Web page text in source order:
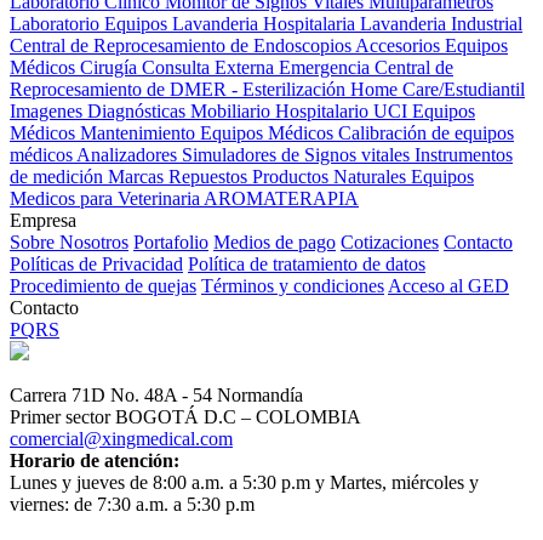
Laboratorio Equipos Lavanderia Hospitalaria Lavanderia Industrial
Central de Reprocesamiento de Endoscopios Accesorios Equipos
Médicos Cirugía Consulta Externa Emergencia Central de
Reprocesamiento de DMER - Esterilización Home Care/Estudiantil
Imagenes Diagnósticas Mobiliario Hospitalario UCI Equipos
Médicos Mantenimiento Equipos Médicos Calibración de equipos
médicos Analizadores Simuladores de Signos vitales Instrumentos
de medición Marcas Repuestos Productos Naturales Equipos
Medicos para Veterinaria AROMATERAPIA
Empresa
Sobre Nosotros Portafolio Medios de pago Cotizaciones Contacto
Políticas de Privacidad Política de tratamiento de datos
Procedimiento de quejas Términos y condiciones Acceso al GED
Contacto
PQRS
Carrera 71D No. 48A - 54 Normandía
Primer sector BOGOTÁ D.C – COLOMBIA
comercial@xingmedical.com
Horario de atención:
Lunes y jueves de 8:00 a.m. a 5:30 p.m y Martes, miércoles y
viernes: de 7:30 a.m. a 5:30 p.m